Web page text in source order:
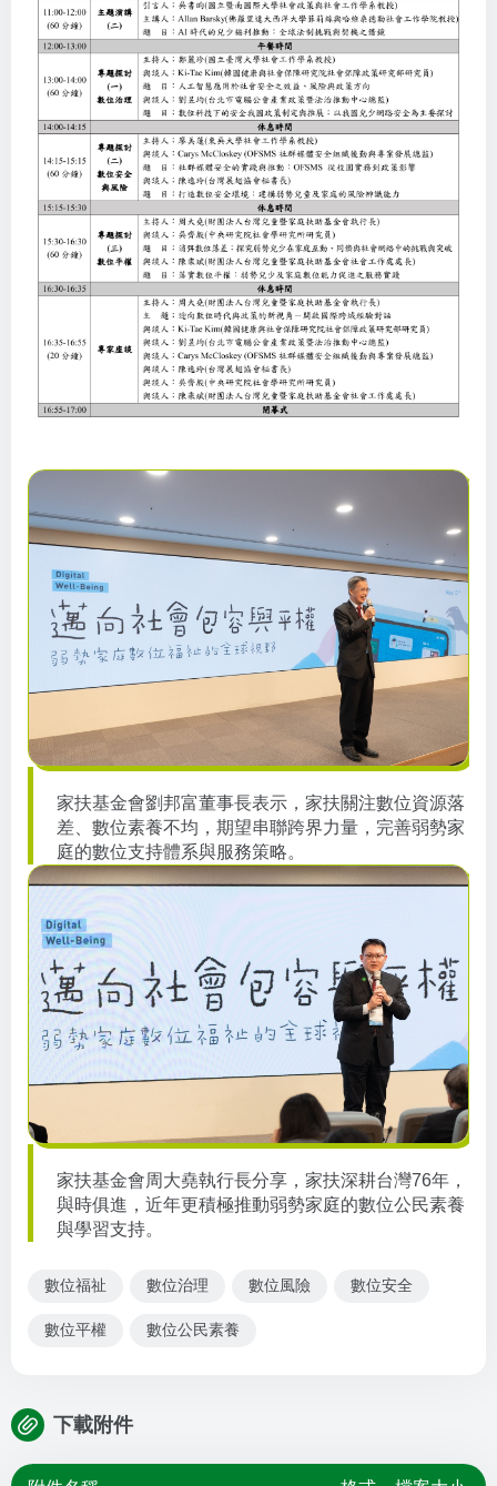
家扶基金會劉邦富董事長表示，家扶關注數位資源落
差、數位素養不均，期望串聯跨界力量，完善弱勢家
庭的數位支持體系與服務策略。
家扶基金會周大堯執行長分享，家扶深耕台灣76年，
與時俱進，近年更積極推動弱勢家庭的數位公民素養
與學習支持。
數位福祉 數位治理 數位風險 數位安全
數位平權 數位公民素養
下載附件